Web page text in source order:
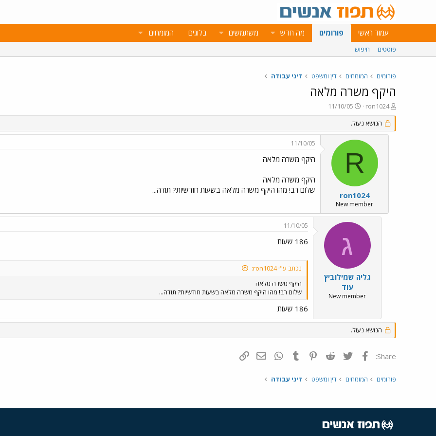
עמוד ראשי פורומים מה חדש משתמשים בלוגים המומחים
פוסטים חיפוש
פורומים המומחים דין ומשפט דיני עבודה
היקף משרה מלאה
פ
ו
ת
ח
ron1024
פ
ו
ר
ס
ם
ת
א
י
ך
11/10/05
הנושא נעול.
R
ron1024
New member
11/10/05
היקף משרה מלאה
היקף משרה מלאה
שלום רב! מהו היקף משרה מלאה בשעות חודשיות? תודה...
ג
גליה שמילוביץ
עוד
New member
11/10/05
186 שעות
נכתב ע"י ron1024:
היקף משרה מלאה
שלום רב! מהו היקף משרה מלאה בשעות חודשיות? תודה...
186 שעות
הנושא נעול.
Share: פייסבוק Twitter
Reddit
Pinterest
Tumblr
WhatsAppדואר אלקטרוני
פורומים המומחים דין ומשפט דיני עבודה